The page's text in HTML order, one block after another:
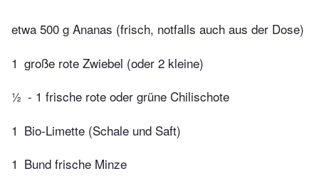
etwa 500 g Ananas (frisch, notfalls auch aus der Dose)
1 große rote Zwiebel (oder 2 kleine)
½ - 1 frische rote oder grüne Chilischote
1 Bio-Limette (Schale und Saft)
1 Bund frische Minze